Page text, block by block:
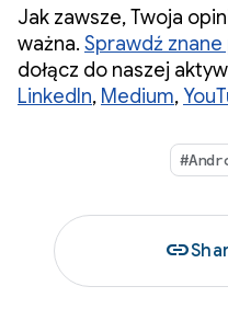
Jak zawsze, Twoja
ważna. Sprawdź
dołącz do naszej
LinkedIn, Medium,
link